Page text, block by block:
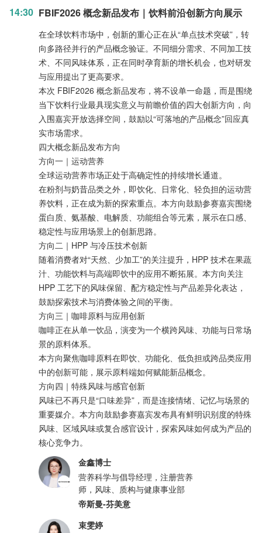
14:30 FBIF2026 概念新品发布｜饮料前沿创新方向展示
在全球饮料市场中，创新的重心正在从“单点技术突破”，转
向多路径并行的产品概念验证。不同细分需求、不同加工技
术、不同风味体系，正在同时孕育新的增长机会，也对研发
与应用提出了更高要求。
本次 FBIF2026 概念新品发布，将不设单一命题，而是围绕
当下饮料行业最具现实意义与前瞻价值的四大创新方向，向
入围嘉宾开放选择空间，鼓励以“可落地的产品概念”回应真
实市场需求。
四大概念新品发布方向
方向一｜运动营养
全球运动营养市场正处于高确定性的持续增长通道。
在粉剂与奶昔品类之外，即饮化、日常化、轻负担的运动营
养饮料，正在成为新的探索重点。本方向鼓励参赛嘉宾围绕
蛋白质、氨基酸、电解质、功能组合等元素，展示在口感、
稳定性与应用场景上的创新思路。
方向二｜HPP 与冷压技术创新
随着消费者对“天然、少加工”的关注提升，HPP 技术在果蔬
汁、功能饮料与高端即饮中的应用不断拓展。本方向关注
HPP 工艺下的风味保留、配方稳定性与产品差异化表达，
鼓励探索技术与消费体验之间的平衡。
方向三｜咖啡原料与应用创新
咖啡正在从单一饮品，演变为一个横跨风味、功能与日常场
景的原料体系。
本方向聚焦咖啡原料在即饮、功能化、低负担或跨品类应用
中的创新可能，展示原料端如何赋能新品概念。
方向四｜特殊风味与感官创新
风味已不再只是“口味差异”，而是连接情绪、记忆与场景的
重要媒介。本方向鼓励参赛嘉宾发布具有鲜明识别度的特殊
风味、区域风味或复合感官设计，探索风味如何成为产品的
核心竞争力。
金鑫博士
营养科学与倡导经理，注册营养
师，风味、质构与健康事业部
帝斯曼-芬美意
束雯婷